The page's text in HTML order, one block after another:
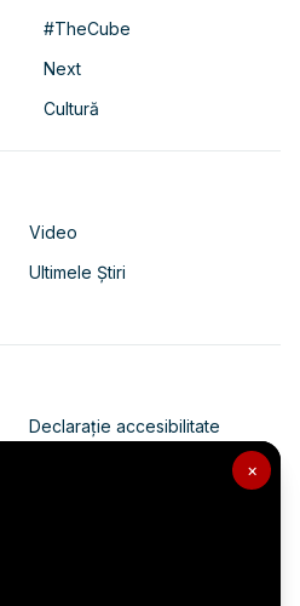
×
#TheCube
Next
Cultură
Video
Ultimele Știri
Declarație accesibilitate
Politica de confidențialitate